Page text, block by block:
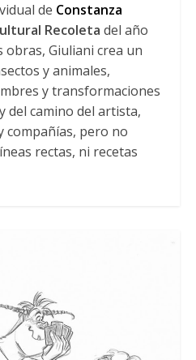
de Constanza
Recoleta del año
obras, Giuliani crea un
y animales,
y transformaciones
del camino del artista,
compañías, pero no
rectas, ni recetas